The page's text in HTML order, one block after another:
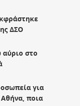
ΔΣΟ
στο
για
Αθήνα, ποια